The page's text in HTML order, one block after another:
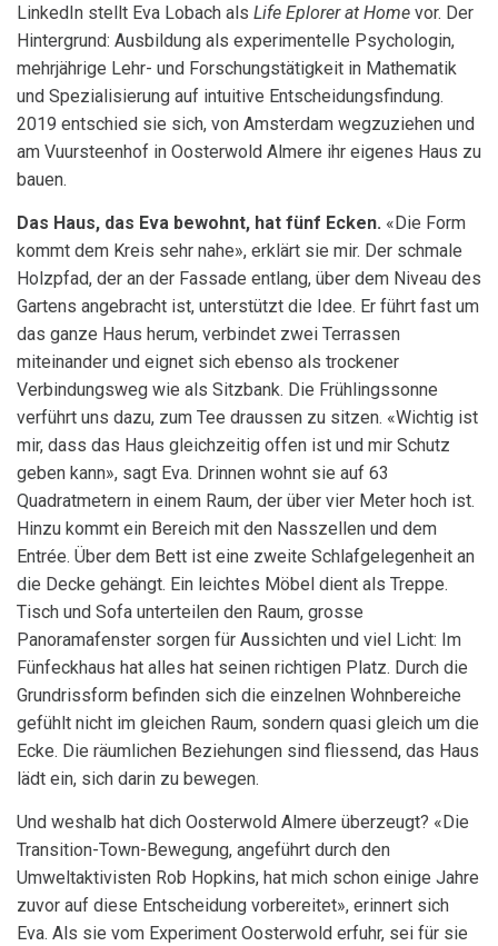
LinkedIn stellt Eva Lobach als Life Eplorer at Home vor. Der
Hintergrund: Ausbildung als experimentelle Psychologin,
mehrjährige Lehr- und Forschungstätigkeit in Mathematik
und Spezialisierung auf intuitive Entscheidungsfindung.
2019 entschied sie sich, von Amsterdam wegzuziehen und
am Vuursteenhof in Oosterwold Almere ihr eigenes Haus zu
bauen.
Das Haus, das Eva bewohnt, hat fünf Ecken. «Die Form
kommt dem Kreis sehr nahe», erklärt sie mir. Der schmale
Holzpfad, der an der Fassade entlang, über dem Niveau des
Gartens angebracht ist, unterstützt die Idee. Er führt fast um
das ganze Haus herum, verbindet zwei Terrassen
miteinander und eignet sich ebenso als trockener
Verbindungsweg wie als Sitzbank. Die Frühlingssonne
verführt uns dazu, zum Tee draussen zu sitzen. «Wichtig ist
mir, dass das Haus gleichzeitig offen ist und mir Schutz
geben kann», sagt Eva. Drinnen wohnt sie auf 63
Quadratmetern in einem Raum, der über vier Meter hoch ist.
Hinzu kommt ein Bereich mit den Nasszellen und dem
Entrée. Über dem Bett ist eine zweite Schlafgelegenheit an
die Decke gehängt. Ein leichtes Möbel dient als Treppe.
Tisch und Sofa unterteilen den Raum, grosse
Panoramafenster sorgen für Aussichten und viel Licht: Im
Fünfeckhaus hat alles hat seinen richtigen Platz. Durch die
Grundrissform befinden sich die einzelnen Wohnbereiche
gefühlt nicht im gleichen Raum, sondern quasi gleich um die
Ecke. Die räumlichen Beziehungen sind fliessend, das Haus
lädt ein, sich darin zu bewegen.
Und weshalb hat dich Oosterwold Almere überzeugt? «Die
Transition-Town-Bewegung, angeführt durch den
Umweltaktivisten Rob Hopkins, hat mich schon einige Jahre
zuvor auf diese Entscheidung vorbereitet», erinnert sich
Eva. Als sie vom Experiment Oosterwold erfuhr, sei für sie